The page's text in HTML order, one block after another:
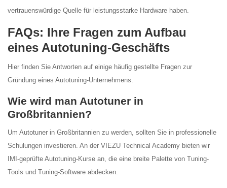
vertrauenswürdige Quelle für leistungsstarke Hardware haben.
FAQs: Ihre Fragen zum Aufbau
eines Autotuning-Geschäfts
Hier finden Sie Antworten auf einige häufig gestellte Fragen zur
Gründung eines Autotuning-Unternehmens.
Wie wird man Autotuner in
Großbritannien?
Um Autotuner in Großbritannien zu werden, sollten Sie in professionelle
Schulungen investieren. An der VIEZU Technical Academy bieten wir
IMI-geprüfte Autotuning-Kurse an, die eine breite Palette von Tuning-
Tools und Tuning-Software abdecken.